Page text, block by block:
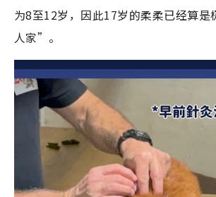
为8至12岁，因此17岁的柔柔已经算
人家”。